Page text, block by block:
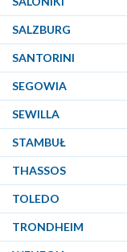
SALZBURG
SANTORINI
SEGOWIA
SEWILLA
STAMBUŁ
THASSOS
TOLEDO
TRONDHEIM